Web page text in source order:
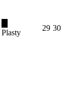
Plasty
29 30